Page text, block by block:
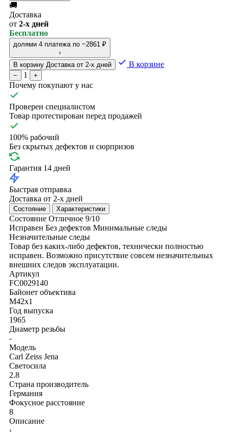
🚚
Доставка
от 2-х дней
Бесплатно
долями 4 платежа по ~2861 ₽
›
В корзину Доставка от 2-х дней В корзине
− 1 +
Почему покупают у нас
Проверен специалистом
Товар протестирован перед продажей
100% рабочий
Без скрытых дефектов и сюрпризов
Гарантия 14 дней
Быстрая отправка
Доставка от 2-х дней
Состояние Характеристики
Состояние Отличное 9/10
Исправен Без дефектов Минимальные следы
Незначительные следы
Товар без каких-либо дефектов, технически полностью
исправен. Возможно присутствие совсем незначительных
внешних следов эксплуатации.
Артикул
FC0029140
Байонет объектива
M42x1
Год выпуска
1965
Диаметр резьбы
-
Модель
Carl Zeiss Jena
Светосила
2.8
Страна производитель
Германия
Фокусное расстояние
8
Описание
›